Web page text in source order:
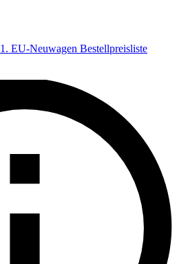
1. EU-Neuwagen Bestellpreisliste